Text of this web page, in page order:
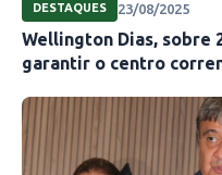
DESTAQUES 23/08/2025
Wellington Dias, sobre
garantir o centro